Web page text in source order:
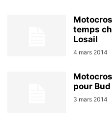
temps
Losail
4 mars 2014
pour
3 mars 2014